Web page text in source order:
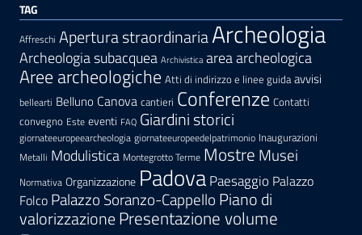
TAG
Affreschi Apertura straordinariaArcheologia
Archeologia subacquea Archivistica area archeologica
Aree archeologiche Atti di indirizzo e linee guida avvisi
bellearti Belluno Canova cantieri Conferenze Contatti
convegno Este eventi FAQ Giardini storici
giornateeuropeearcheologia giornateeuropeedelpatrimonio Inaugurazioni
Metalli Modulistica Montegrotto Terme Mostre Musei
Normativa Organizzazione PadovaPaesaggio Palazzo
Folco Palazzo Soranzo-Cappello Piano di
valorizzazionePresentazione volume